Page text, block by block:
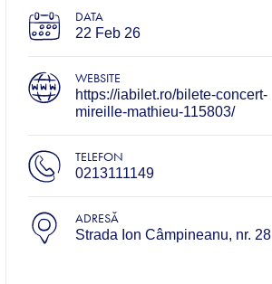
DATA
22 Feb 26
WEBSITE
https://iabilet.ro/bilete-concert-
mireille-mathieu-115803/
TELEFON
0213111149
ADRESĂ
Strada Ion Câmpineanu, nr. 28